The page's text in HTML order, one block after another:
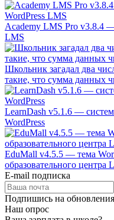
Academy LMS Pro v3.8.4
LMS
Школьник загадал два
такие, что сумма данных
LearnDash v5.1.6 —
WordPress
EduMall v4.5.5 — тема
образовательного центра
E-mail подписка
Подпишись на
Наш опрос